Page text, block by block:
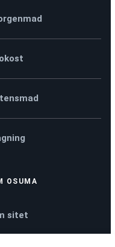
OSUMA
sitet